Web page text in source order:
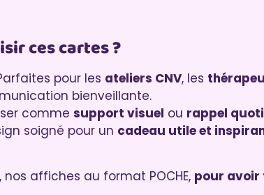
ces cartes ?
pour les ateliers CNV, les
bienveillante.
comme support visuel ou rappel
soigné pour un cadeau utile et
nos affiches au format POCHE, pour avoir